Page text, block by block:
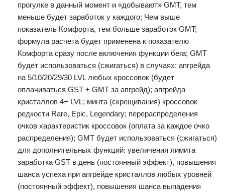
прогулке в данный момент и «добывают» GMT, тем
меньше будет заработок у каждого; Чем выше
показатель Комфорта, тем больше заработок GMT;
формула расчета будет применена к показателю
Комфорта сразу после включения функции бега; GMT
будет использоваться (сжигаться) в случаях: апгрейда
на 5/10/20/29/30 LVL любых кроссовок (будет
оплачиваться GST + GMT за апгрейд); апгрейда
кристаллов 4+ LVL; минта (скрещивания) кроссовок
редкости Rare, Epic, Legendary; перераспределения
очков характеристик кроссовок (оплата за каждое очко
распределения); GMT будет использоваться (сжигаться)
для дополнительных функций: увеличения лимита
заработка GST в день (постоянный эффект), повышения
шанса успеха при апгрейде кристаллов любых уровней
(постоянный эффект), повышения шанса выпадения